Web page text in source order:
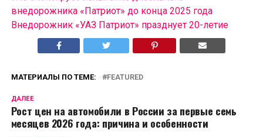
внедорожника «Патриот» до конца 2025 года
Внедорожник «УАЗ Патриот» празднует 20-летие
МАТЕРИАЛЫ ПО ТЕМЕ: FEATURED
ДАЛЕЕ
Рост цен на автомобили в России за первые семь
месяцев 2026 года: причина и особенности